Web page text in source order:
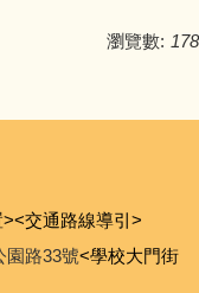
瀏覽數: 178
<交通路線導引>
園路33號<學校大門街